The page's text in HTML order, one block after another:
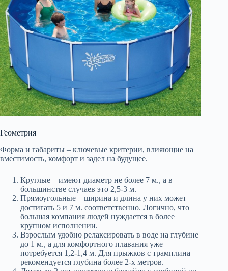
Геометрия
Форма и габариты – ключевые критерии, влияющие на
вместимость, комфорт и задел на будущее.
Круглые – имеют диаметр не более 7 м., а в
большинстве случаев это 2,5-3 м.
Прямоугольные – ширина и длина у них может
достигать 5 и 7 м. соответственно. Логично, что
большая компания людей нуждается в более
крупном исполнении.
Взрослым удобно релаксировать в воде на глубине
до 1 м., а для комфортного плавания уже
потребуется 1,2-1,4 м. Для прыжков с трамплина
рекомендуется глубина более 2-х метров.